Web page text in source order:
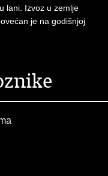
lani. Izvoz u zemlje
je na godišnjoj